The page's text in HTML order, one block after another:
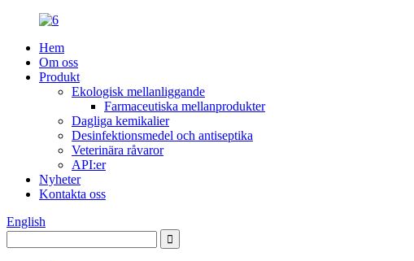
Hem
Om oss
Produkt
Ekologisk mellanliggande
Farmaceutiska mellanprodukter
Dagliga kemikalier
Desinfektionsmedel och antiseptika
Veterinära råvaror
API:er
Nyheter
Kontakta oss
English